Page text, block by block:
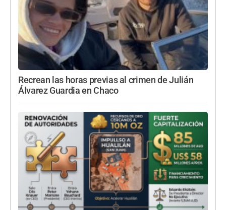
Recrean las horas previas al crimen de Julián
Álvarez Guardia en Chaco